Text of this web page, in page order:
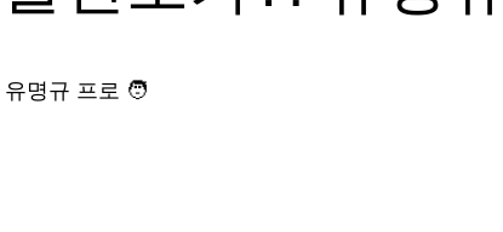
명규 프로 🧑